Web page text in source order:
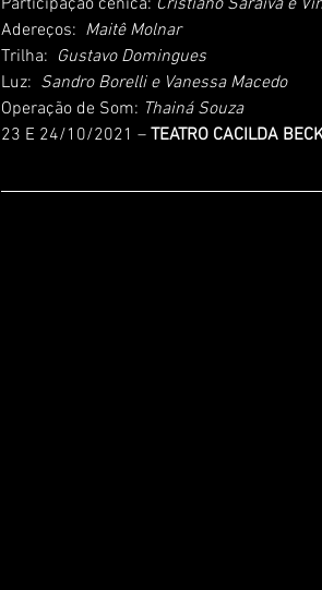
Adereços: Maitê Molnar
Trilha: Gustavo Domingues
Luz: Sandro Borelli e Vanessa Macedo
Operação de Som: Thainá Souza
23 E 24/10/2021 – TEATRO CACILDA